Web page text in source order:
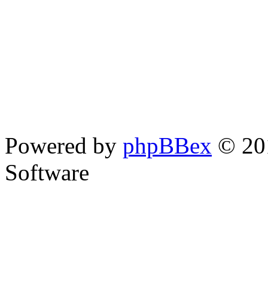
Powered by phpBBex ©
Software